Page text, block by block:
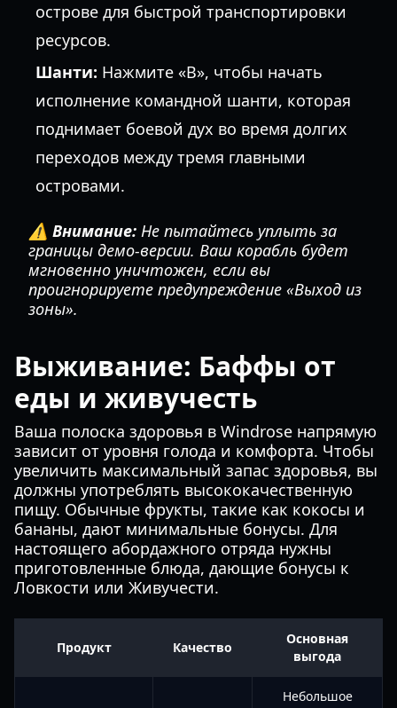
острове для быстрой транспортировки
ресурсов.
Шанти: Нажмите «B», чтобы начать
исполнение командной шанти, которая
поднимает боевой дух во время долгих
переходов между тремя главными
островами.
⚠️ Внимание: Не пытайтесь уплыть за
границы демо-версии. Ваш корабль будет
мгновенно уничтожен, если вы
проигнорируете предупреждение «Выход из
зоны».
Выживание: Баффы от
еды и живучесть
Ваша полоска здоровья в Windrose напрямую
зависит от уровня голода и комфорта. Чтобы
увеличить максимальный запас здоровья, вы
должны употреблять высококачественную
пищу. Обычные фрукты, такие как кокосы и
бананы, дают минимальные бонусы. Для
настоящего абордажного отряда нужны
приготовленные блюда, дающие бонусы к
Ловкости или Живучести.
Продукт Качество
Основная
выгода
Небольшое